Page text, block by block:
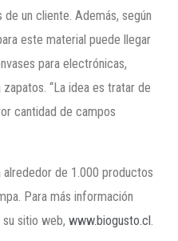
un cliente. Además, según
este material puede llegar
para electrónicas,
“La idea es tratar de
cantidad de campos
de 1.000 productos
Para más información
su sitio web,www.biogusto.cl.